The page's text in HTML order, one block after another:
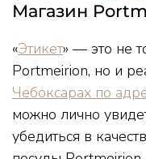
Магазин
«Этикет» — это не
Portmeirion, но и
Чебоксарах по
можно лично
убедиться в